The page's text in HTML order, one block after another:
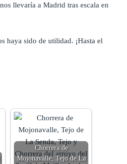
llevaría a Madrid tras escala en
haya sido de utilidad. ¡Hasta el
Chorrera de
Mojonavalle, Tejo de La